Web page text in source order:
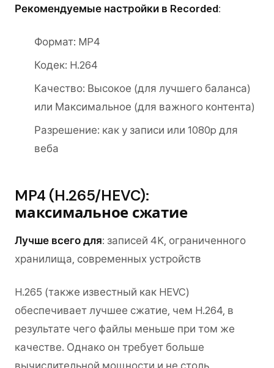
Рекомендуемые настройки в Recorded:
Формат: MP4
Кодек: H.264
Качество: Высокое (для лучшего баланса)
или Максимальное (для важного контента)
Разрешение: как у записи или 1080p для
веба
MP4 (H.265/HEVC):
максимальное сжатие
Лучше всего для: записей 4K, ограниченного
хранилища, современных устройств
H.265 (также известный как HEVC)
обеспечивает лучшее сжатие, чем H.264, в
результате чего файлы меньше при том же
качестве. Однако он требует больше
вычислительной мощности и не столь